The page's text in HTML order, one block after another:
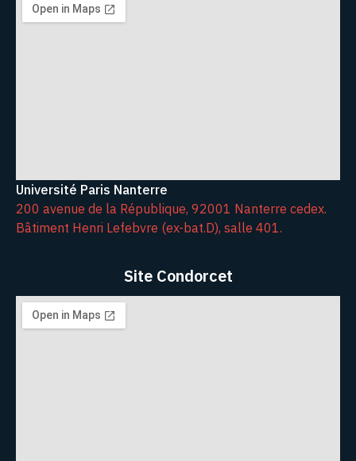
Université Paris Nanterre
200 avenue de la République, 92001 Nanterre cedex.
Bâtiment Henri Lefebvre (ex-bat.D), salle 401.
Site Condorcet